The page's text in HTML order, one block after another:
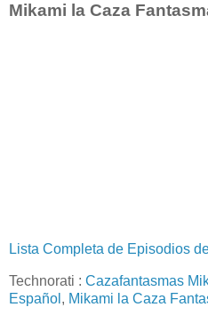
Mikami la Caza
Lista Completa de Episodios
Technorati : Cazafantasmas
Español , Mikami la Caza